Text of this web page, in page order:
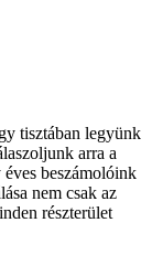
tisztában legyünk
arra a
beszámolóink
nem csak az
részterület